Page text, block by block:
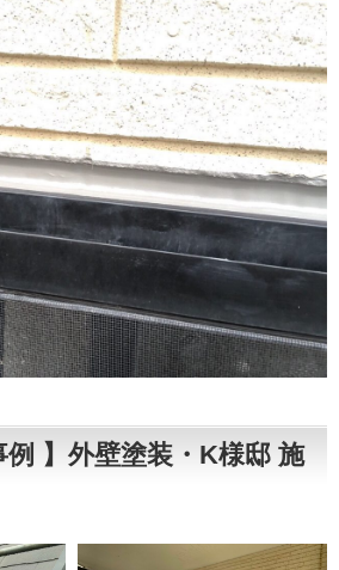
例 】外壁塗装・K様邸 施